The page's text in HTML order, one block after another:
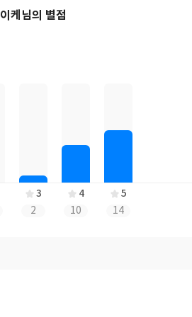
이케님의 별점
3
2
4
10
5
14